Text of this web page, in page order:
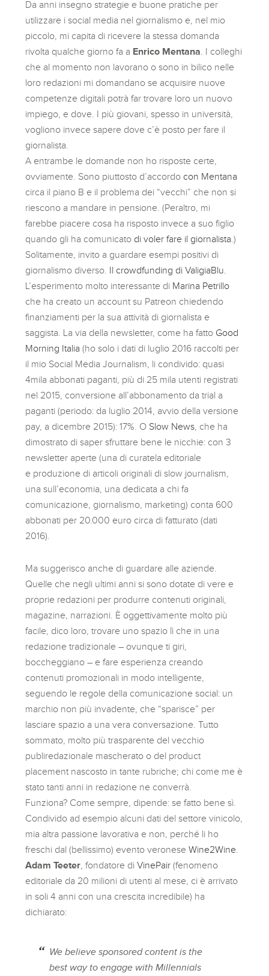
Da anni insegno strategie e buone pratiche per
utilizzare i social media nel giornalismo e, nel mio
piccolo, mi capita di ricevere la stessa domanda
rivolta qualche giorno fa a Enrico Mentana . I colleghi
che al momento non lavorano o sono in bilico nelle
loro redazioni mi domandano se acquisire nuove
competenze digitali potrà far trovare loro un nuovo
impiego, e dove. I più giovani, spesso in università,
vogliono invece sapere dove c’è posto per fare il
giornalista.
A entrambe le domande non ho risposte certe,
ovviamente. Sono piuttosto d’accordo con Mentana
circa il piano B e il problema dei “vecchi” che non si
riescono a mandare in pensione. (Peraltro, mi
farebbe piacere cosa ha risposto invece a suo figlio
quando gli ha comunicato di voler fare il giornalista .)
Solitamente, invito a guardare esempi positivi di
giornalismo diverso. Il crowdfunding di ValigiaBlu.
L’esperimento molto interessante di Marina Petrillo
che ha creato un account su Patreon chiedendo
finanziamenti per la sua attività di giornalista e
saggista. La via della newsletter, come ha fatto Good
Morning Italia (ho solo i dati di luglio 2016 raccolti per
il mio Social Media Journalism, li condivido: quasi
4mila abbonati paganti, più di 25 mila utenti registrati
nel 2015, conversione all’abbonamento da trial a
paganti (periodo: da luglio 2014, avvio della versione
pay, a dicembre 2015): 17%. O Slow News , che ha
dimostrato di saper sfruttare bene le nicchie: con 3
newsletter aperte (una di curatela editoriale
e produzione di articoli originali di slow journalism,
una sull’economia, una dedicata a chi fa
comunicazione, giornalismo, marketing) conta 600
abbonati per 20.000 euro circa di fatturato (dati
2016).
Ma suggerisco anche di guardare alle aziende.
Quelle che negli ultimi anni si sono dotate di vere e
proprie redazioni per produrre contenuti originali,
magazine, narrazioni. È oggettivamente molto più
facile, dico loro, trovare uno spazio lì che in una
redazione tradizionale – ovunque ti giri,
boccheggiano – e fare esperienza creando
contenuti promozionali in modo intelligente,
seguendo le regole della comunicazione social: un
marchio non più invadente, che “sparisce” per
lasciare spazio a una vera conversazione. Tutto
sommato, molto più trasparente del vecchio
publiredazionale mascherato o del product
placement nascosto in tante rubriche; chi come me è
stato tanti anni in redazione ne converrà.
Funziona? Come sempre, dipende: se fatto bene sì.
Condivido ad esempio alcuni dati del settore vinicolo,
mia altra passione lavorativa e non, perché li ho
freschi dal (bellissimo) evento veroneseWine2Wine
Adam Teeter , fondatore diVinePair (fenomeno
editoriale da 20 milioni di utenti al mese, ci è arrivato
in soli 4 anni con una crescita incredibile) ha
dichiarato:
We believe sponsored content is the
best way to engage with Millennials